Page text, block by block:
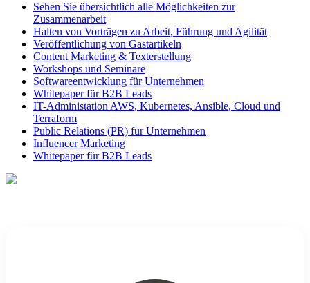
Sehen Sie übersichtlich alle Möglichkeiten zur
Zusammenarbeit
Halten von Vorträgen zu Arbeit, Führung und Agilität
Veröffentlichung von Gastartikeln
Content Marketing & Texterstellung
Workshops und Seminare
Softwareentwicklung für Unternehmen
Whitepaper für B2B Leads
IT-Administation AWS, Kubernetes, Ansible, Cloud und
Terraform
Public Relations (PR) für Unternehmen
Influencer Marketing
Whitepaper für B2B Leads